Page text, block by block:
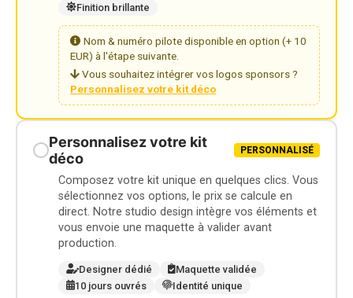
Finition brillante
Nom & numéro pilote disponible en option (+ 10
EUR) à l'étape suivante.
Vous souhaitez intégrer vos logos sponsors ?
Personnalisez votre kit déco
Personnalisez votre kit
déco
PERSONNALISÉ
Composez votre kit unique en quelques clics. Vous
sélectionnez vos options, le prix se calcule en
direct. Notre studio design intègre vos éléments et
vous envoie une maquette à valider avant
production.
Designer dédié
Maquette validée
10 jours ouvrés
Identité unique